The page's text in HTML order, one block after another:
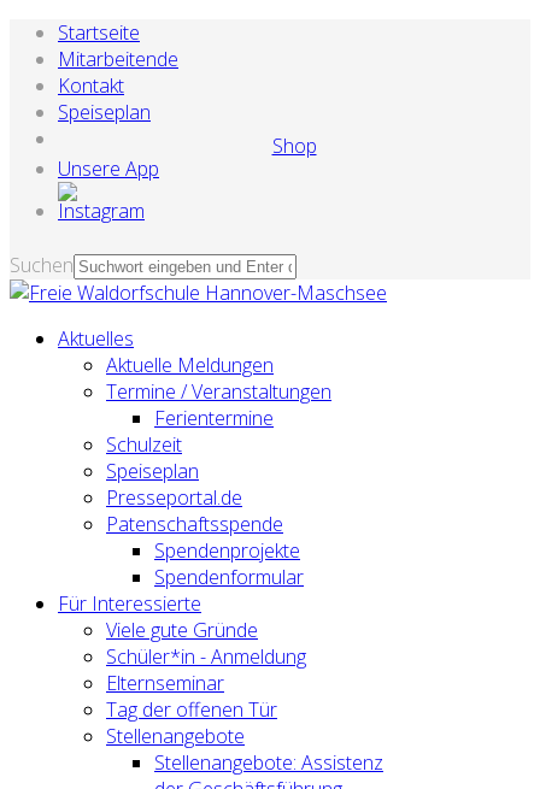
Startseite
Mitarbeitende
Kontakt
Speiseplan
Shop
Unsere App
Suchen
Aktuelles
Aktuelle Meldungen
Termine / Veranstaltungen
Ferientermine
Schulzeit
Speiseplan
Presseportal.de
Patenschaftsspende
Spendenprojekte
Spendenformular
Für Interessierte
Viele gute Gründe
Schüler*in - Anmeldung
Elternseminar
Tag der offenen Tür
Stellenangebote
Stellenangebote: Assistenz